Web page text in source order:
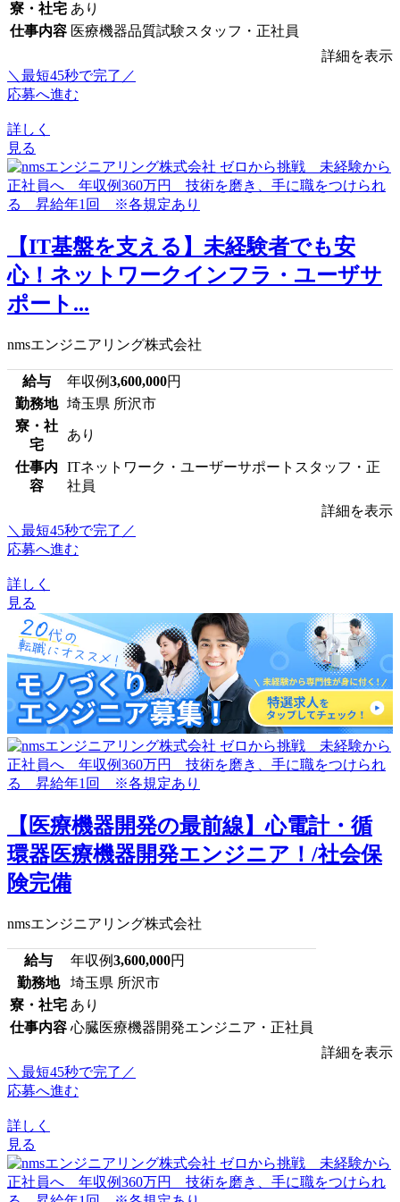
寮・社宅 あり
仕事内容 医療機器品質試験スタッフ・正社員
詳細を表示
＼最短45秒で完了／
応募へ進む
詳しく
見る
【IT基盤を支える】未経験者でも安
心！ネットワークインフラ・ユーザサ
ポート...
nmsエンジニアリング株式会社
給与 年収例3,600,000円
勤務地 埼玉県 所沢市
寮・社
宅
あり
仕事内
容
ITネットワーク・ユーザーサポートスタッフ・正
社員
詳細を表示
＼最短45秒で完了／
応募へ進む
詳しく
見る
【医療機器開発の最前線】心電計・循
環器医療機器開発エンジニア！/社会保
険完備
nmsエンジニアリング株式会社
給与 年収例3,600,000円
勤務地
埼玉県 所沢市
寮・社宅 あり
仕事内容 心臓医療機器開発エンジニア・正社員
詳細を表示
＼最短45秒で完了／
応募へ進む
詳しく
見る